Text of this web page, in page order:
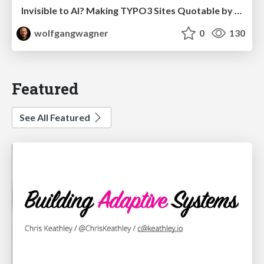
Invisible to AI? Making TYPO3 Sites Quotable by AI Search Systems
wolfgangwagner
0 130
Featured
See All Featured